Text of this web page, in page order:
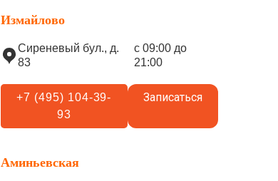
Измайлово
Сиреневый бул., д.
83
с 09:00 до
21:00
+7 (495) 104-39-
93
Записаться
Аминьевская